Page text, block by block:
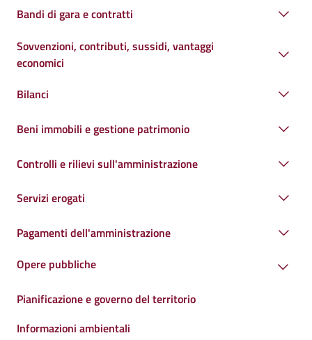
Bandi di gara e contratti
Sovvenzioni, contributi, sussidi, vantaggi
economici
Bilanci
Beni immobili e gestione patrimonio
Controlli e rilievi sull'amministrazione
Servizi erogati
Pagamenti dell'amministrazione
Opere pubbliche
Pianificazione e governo del territorio
Informazioni ambientali